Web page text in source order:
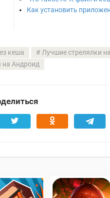
Как установить
кеша Лучшие стрелялки
на Андроид